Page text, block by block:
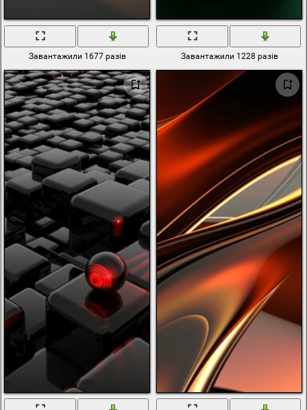
Завантажили 1677 разів Завантажили 1228 разів